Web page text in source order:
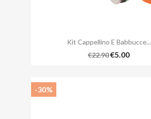
Kit Cappellino E Babbucce...
€22.90€5.00
-30%